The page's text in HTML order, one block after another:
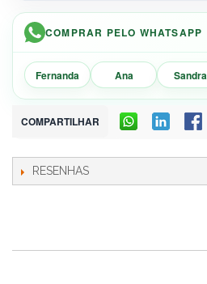
COMPRAR PELO WHATSAPP
Fernanda Ana Sandra
COMPARTILHAR
RESENHAS